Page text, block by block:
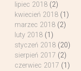
lipiec 2018 (2)
kwiecień 2018 (1)
marzec 2018 (2)
luty 2018 (1)
styczeń 2018 (20)
sierpień 2017 (2)
czerwiec 2017 (1)